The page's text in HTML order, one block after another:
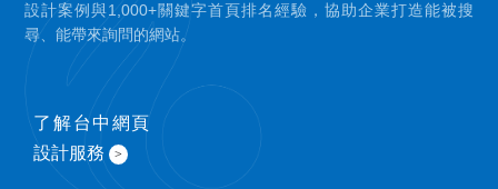
設計案例與1,000+關鍵字首頁排名經驗，協助企業打造能被搜
尋、能帶來詢問的網站。
了解台中網頁
設計服務 >